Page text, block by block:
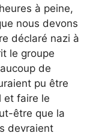
à peine,
nous devons
déclaré nazi à
le groupe
de
pu être
et faire le
être que la
devraient